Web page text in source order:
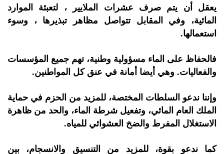
يعقل أن يتم صرف عشرات الملايير ، لتعبئة الموارد
المائية، وفي المقابل تتواصل مظاهر تبذيرها ، وسوء
استعمالها.
فالحفاظ على الماء مسؤولية وطنية، تهم جميع المؤسسات
والفعاليات. وهي أيضا أمانة في عنق كل المواطنين.
وإننا ندعو السلطات المختصة، للمزيد من الحزم في حماية
الملك العام المائي، وتفعيل شرطة الماء، والحد من ظاهرة
الاستغلال المفرط والضخ العشوائي للمياه.
كما ندعو بقوة، للمزيد من التنسيق والانسجام، بين